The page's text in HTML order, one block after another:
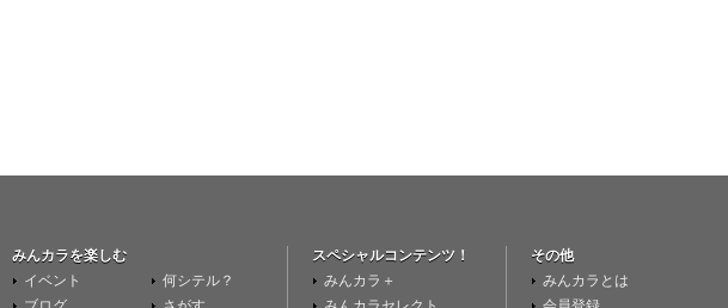
みんカラを楽しむ
イベント
何シテル？
スペシャルコンテンツ！
みんカラ＋
その他
みんカラとは